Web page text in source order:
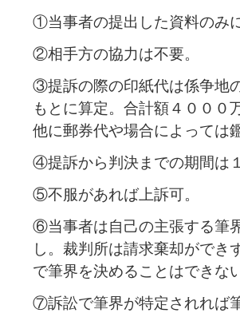
①当事者の提出した資料のみ
②相手方の協力は不要。
③提訴の際の印紙代は係争地
もとに算定。合計額４０００
他に郵券代や場合によっては
④提訴から判決までの期間は
⑤不服があれば上訴可。
⑥当事者は自己の主張する筆
し。裁判所は請求棄却ができ
で筆界を決めることはできな
⑦訴訟で筆界が特定されれば